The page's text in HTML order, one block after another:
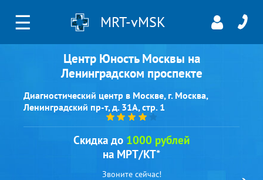
☰ MRT-vMSK
Центр Юность Москвы на
Ленинградском проспекте
Диагностический центр в Москве, г. Москва,
Ленинградский пр-т, д. 31А, стр. 1
Скидка до 1000 рублей
на МРТ/КТ*
Звоните сейчас!